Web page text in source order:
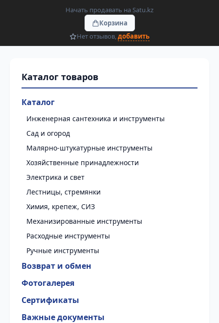
Начать продавать на Satu.kz
Корзина
Нет отзывов,добавить
Каталог
Инженерная сантехника и инструменты
Сад и огород
Малярно-штукатурные инструменты
Хозяйственные принадлежности
Электрика и свет
Лестницы, стремянки
Химия, крепеж, СИЗ
Механизированные инструменты
Расходные инструменты
Ручные инструменты
Возврат и обмен
Фотогалерея
Сертификаты
Важные документы